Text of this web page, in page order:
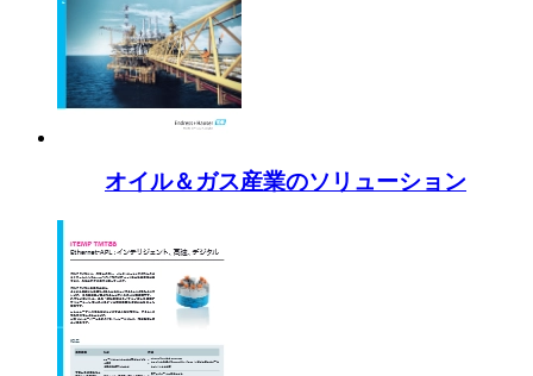
オイル＆ガス産業のソリューション